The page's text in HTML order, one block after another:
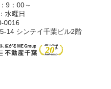
9：00～
水曜日
0016
14 シンテイ千葉ビル2階